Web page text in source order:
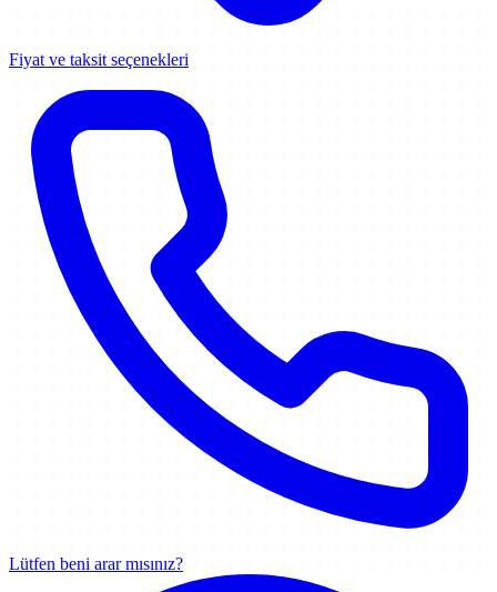
Fiyat ve taksit seçenekleri
Lütfen beni arar mısınız?